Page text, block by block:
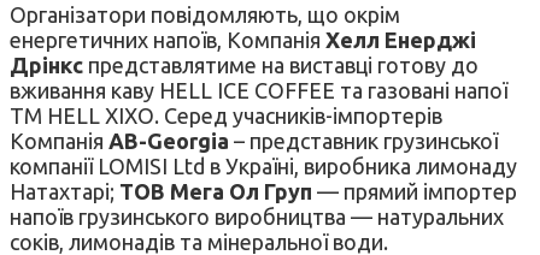
Організатори повідомляють, що окрім
енергетичних напоїв, Компанія Хелл Енерджі
Дрінкс представлятиме на виставці готову до
вживання каву HELL ICE COFFEE та газовані напої
ТМ HELL ХІХО. Серед учасників-імпортерів
Компанія AB-Georgia – представник грузинської
компанії LOMISI Ltd в Україні, виробника лимонаду
Натахтарі; ТОВ Мега Ол Груп — прямий імпортер
напоїв грузинського виробництва — натуральних
соків, лимонадів та мінеральної води.